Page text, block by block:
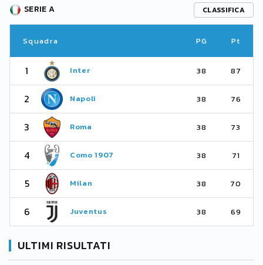
SERIE A CLASSIFICA
Squadra PG Pt
1 Inter 38 87
2 Napoli 38 76
3 Roma 38 73
4 Como 1907 38 71
5 Milan 38 70
6 Juventus 38 69
ULTIMI RISULTATI